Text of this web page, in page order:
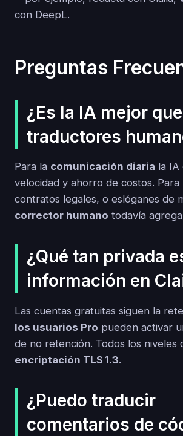
con DeepL.
Preguntas
¿Es la IA mejor
traductores
Para la comunicación diaria la IA
velocidad y ahorro de costos. Para
contratos legales, o eslóganes de
corrector humano todavía
¿Qué tan privada
información en
Las cuentas gratuitas siguen la
los usuarios Pro pueden activar
de no retención. Todos los niveles
encriptación TLS 1.3.
¿Puedo traducir
comentarios de